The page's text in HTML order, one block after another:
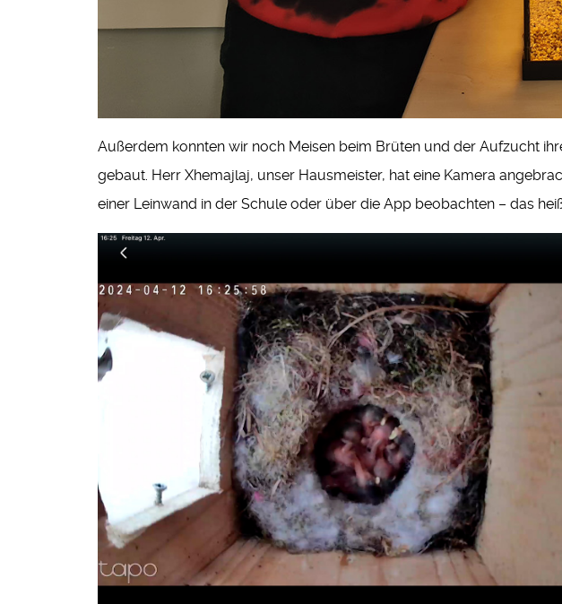
Außerdem konnten wir noch Meisen beim Brüten und der Aufzucht
gebaut. Herr Xhemajlaj, unser Hausmeister, hat eine Kamera
einer Leinwand in der Schule oder über die App beobachten – das